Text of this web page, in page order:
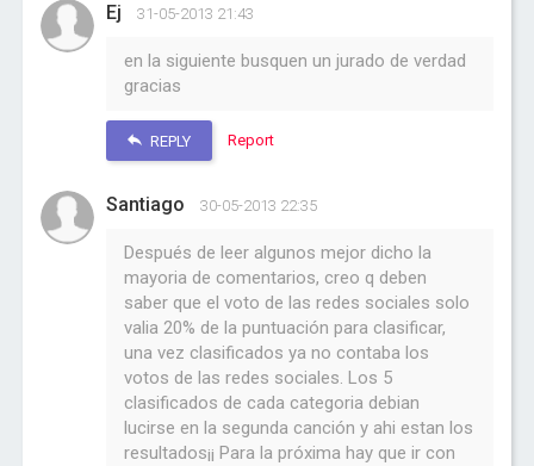
Ej 31-05-2013 21:43
en la siguiente busquen un jurado de verdad
gracias
REPLY Report
Santiago 30-05-2013 22:35
Después de leer algunos mejor dicho la
mayoria de comentarios, creo q deben
saber que el voto de las redes sociales solo
valia 20% de la puntuación para clasificar,
una vez clasificados ya no contaba los
votos de las redes sociales. Los 5
clasificados de cada categoria debian
lucirse en la segunda canción y ahi estan los
resultados¡¡ Para la próxima hay que ir con